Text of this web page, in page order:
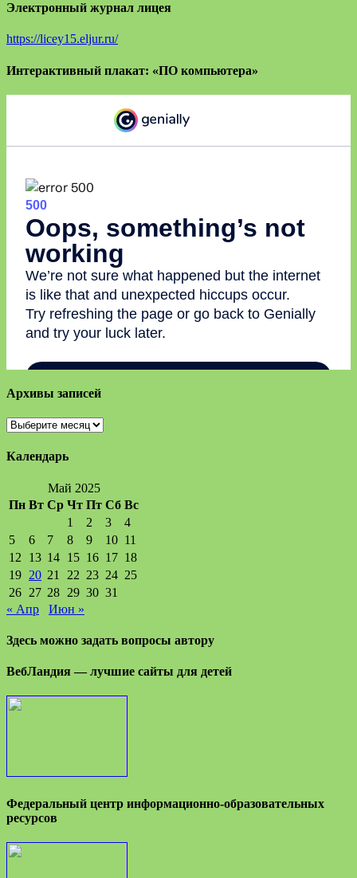
Электронный журнал лицея
https://licey15.eljur.ru/
Интерактивный плакат: «ПО компьютера»
Архивы записей
Архивы
Календарь
Май 2025
Пн Вт Ср Чт Пт Сб Вс
1
2 3
4
5
6 7 8 9 10 11
12
13 14 15 16 17 18
19 20 21 22 23 24 25
26 27 28 29 30 31
« Апр
Июн »
Здесь можно задать вопросы автору
ВебЛандия — лучшие сайты для детей
Федеральный центр информационно-образовательных
ресурсов